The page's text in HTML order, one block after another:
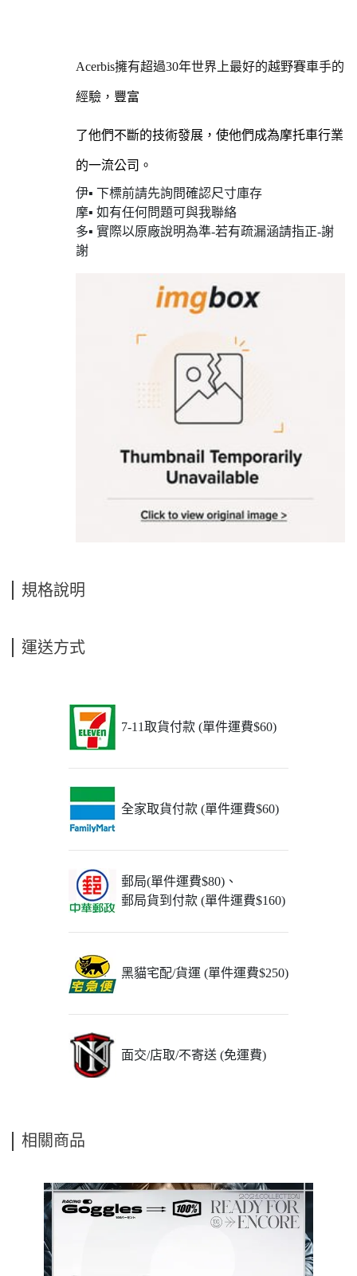
Acerbis擁有超過30年世界上最好的越野賽車手的
經驗， 豐富
了他們不斷的技術發展，使他們成為摩托車行業
的一流公司。
伊▪ 下標前請先詢問確認尺寸庫存
摩▪ 如有任何問題可與我聯絡
多▪ 實際以原廠說明為準-若有疏漏涵請指正-謝
謝
規格說明
運送方式
7-11取貨付款 (單件運費$60)
全家取貨付款 (單件運費$60)
郵局(單件運費$80)、
郵局貨到付款 (單件運費$160)
黑貓宅配/貨運 (單件運費$250)
面交/店取/不寄送 (免運費)
相關商品